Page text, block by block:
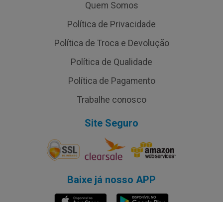
Quem Somos
Política de Privacidade
Política de Troca e Devolução
Política de Qualidade
Política de Pagamento
Trabalhe conosco
Site Seguro
Baixe já nosso APP